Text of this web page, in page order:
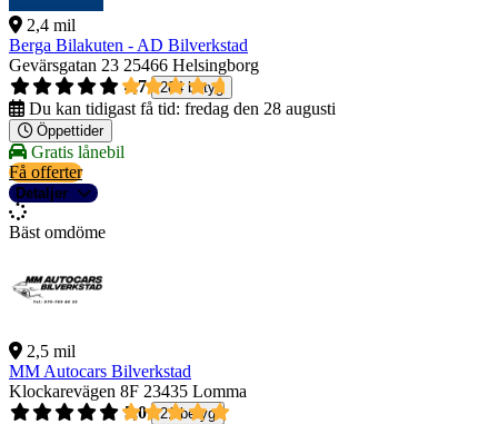
2,4 mil
Berga Bilakuten - AD Bilverkstad
Gevärsgatan 23 25466 Helsingborg
4,7
284 betyg
Du kan tidigast få tid: fredag den 28 augusti
Öppettider
Gratis lånebil
Få offerter
Detaljer
Bäst omdöme
2,5 mil
MM Autocars Bilverkstad
Klockarevägen 8F 23435 Lomma
5,0
21 betyg